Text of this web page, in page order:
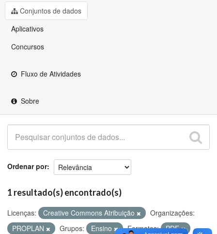
Conjuntos de dados
Aplicativos
Concursos
Fluxo de Atividades
Sobre
Ordenar por
1 resultado(s) encontrado(s)
Licenças: Creative Commons Atribuição
Organizações:
PROPLAN
Grupos: Ensino Formatos:
PDF